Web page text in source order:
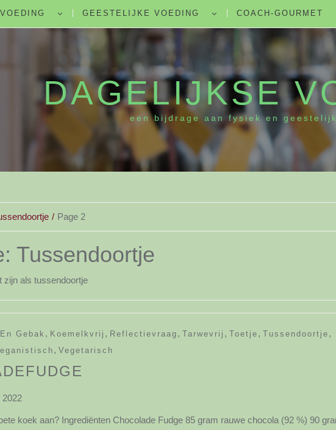
GEESTELIJKE VOEDING COACH-GOURMET
DAGELIJKSE
een bijdrage aan fysiek en
Page 2
Tussendoortje
zijn als tussendoortje
Gebak , Koemelkvrij , Reflectievraag , Tarwevrij , Toetje , Tussendoortje ,
, Vegetarisch
2022
koek aan? Ingrediënten Chocolade Fudge 85 gram rauwe chocola (92 %) 90